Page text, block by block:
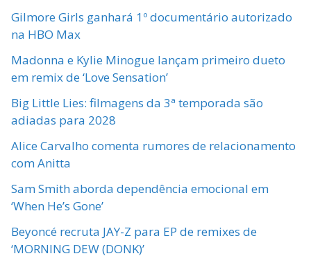
Gilmore Girls ganhará 1º documentário autorizado
na HBO Max
Madonna e Kylie Minogue lançam primeiro dueto
em remix de ‘Love Sensation’
Big Little Lies: filmagens da 3ª temporada são
adiadas para 2028
Alice Carvalho comenta rumores de relacionamento
com Anitta
Sam Smith aborda dependência emocional em
‘When He’s Gone’
Beyoncé recruta JAY-Z para EP de remixes de
‘MORNING DEW (DONK)’